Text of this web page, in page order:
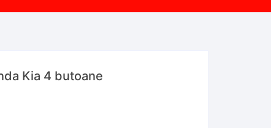
Kia 4 butoane